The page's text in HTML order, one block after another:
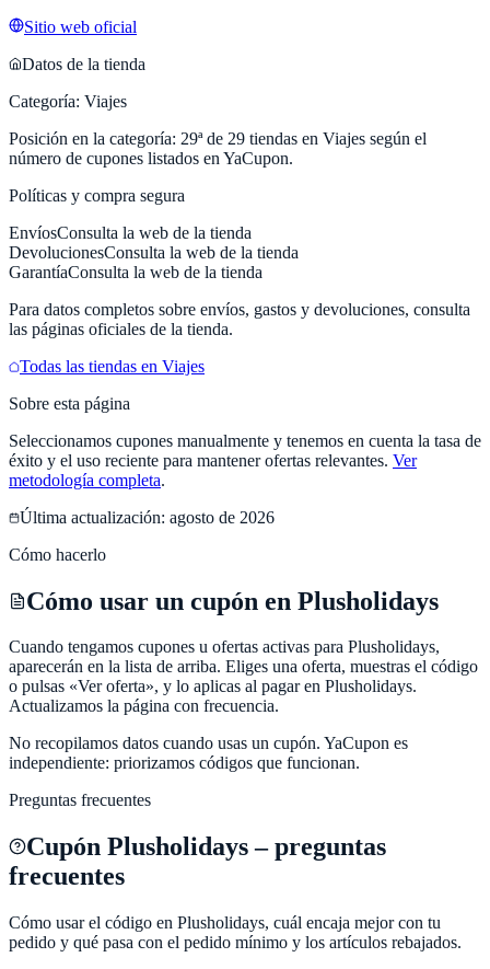
Sitio web oficial
Datos de la tienda
Categoría: Viajes
Posición en la categoría: 29ª de 29 tiendas en Viajes según el
número de cupones listados en YaCupon.
Políticas y compra segura
EnvíosConsulta la web de la tienda
DevolucionesConsulta la web de la tienda
GarantíaConsulta la web de la tienda
Para datos completos sobre envíos, gastos y devoluciones, consulta
las páginas oficiales de la tienda.
Todas las tiendas en Viajes
Sobre esta página
Seleccionamos cupones manualmente y tenemos en cuenta la tasa de
éxito y el uso reciente para mantener ofertas relevantes. Ver
metodología completa.
Última actualización: agosto de 2026
Cómo hacerlo
Cómo usar un cupón en Plusholidays
Cuando tengamos cupones u ofertas activas para Plusholidays,
aparecerán en la lista de arriba. Eliges una oferta, muestras el código
o pulsas «Ver oferta», y lo aplicas al pagar en Plusholidays.
Actualizamos la página con frecuencia.
No recopilamos datos cuando usas un cupón. YaCupon es
independiente: priorizamos códigos que funcionan.
Preguntas frecuentes
Cupón Plusholidays– preguntas
frecuentes
Cómo usar el código en Plusholidays, cuál encaja mejor con tu
pedido y qué pasa con el pedido mínimo y los artículos rebajados.